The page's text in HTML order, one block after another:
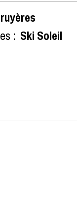
: Ski Soleil